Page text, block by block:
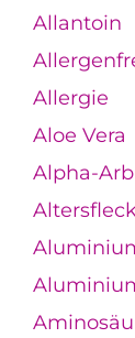
Allantoin
Allergie
Aloe Vera
Alpha-